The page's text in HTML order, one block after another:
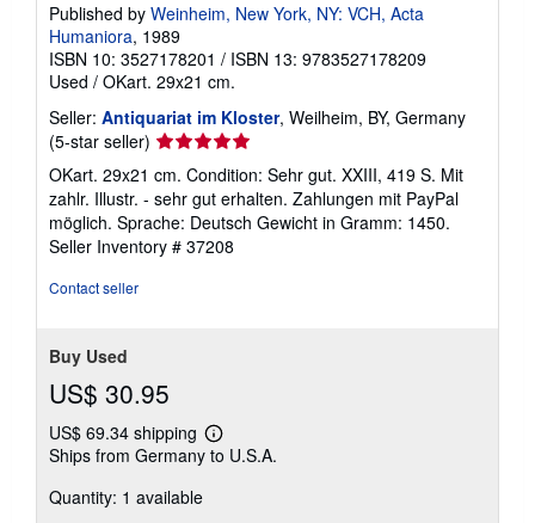
Published by Weinheim, New York, NY: VCH, Acta
Humaniora, 1989
ISBN 10: 3527178201 / ISBN 13: 9783527178209
Used / OKart. 29x21 cm.
Seller: Antiquariat im Kloster, Weilheim, BY, Germany
(5-star seller) Seller
rating
5
out
of
5
OKart. 29x21 cm. Condition: Sehr gut. XXIII, 419 S. Mit
zahlr. Illustr. - sehr gut erhalten. Zahlungen mit PayPal
möglich. Sprache: Deutsch Gewicht in Gramm: 1450.
Seller Inventory # 37208
Contact seller
Buy Used
US$ 30.95
US$ 69.34 shipping
Learn
more
Ships from Germany to U.S.A.
Quantity: 1 available